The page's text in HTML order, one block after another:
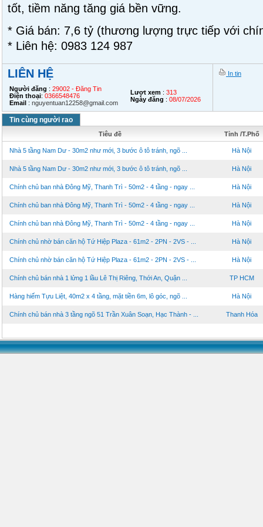
tốt, tiềm năng tăng giá bền vững.
* Giá bán: 7,6 tỷ (thương lượng trực tiếp với
* Liên hệ: 0983 124 987
LIÊN HỆ
Người đăng : 29002 - Đăng Tin
Điện thoại: 0366548476
Email : nguyentuan12258@gmail.com
Lượt xem : 313
Ngày đăng : 08/07/2026
In tin
Tin cùng người rao
Tiêu đề Tỉnh /T.Phố
Nhà 5 tầng Nam Dư - 30m2 như mới, 3 bước ô tô tránh, ngõ ... Hà Nội
Nhà 5 tầng Nam Dư - 30m2 như mới, 3 bước ô tô tránh, ngõ ... Hà Nội
Chính chủ ban nhà Đông Mỹ, Thanh Trì - 50m2 - 4 tầng - ngay ... Hà Nội
Chính chủ ban nhà Đông Mỹ, Thanh Trì - 50m2 - 4 tầng - ngay ... Hà Nội
Chính chủ ban nhà Đông Mỹ, Thanh Trì - 50m2 - 4 tầng - ngay ... Hà Nội
Chính chủ nhờ bán căn hộ Tứ Hiệp Plaza - 61m2 - 2PN - 2VS - ... Hà Nội
Chính chủ nhờ bán căn hộ Tứ Hiệp Plaza - 61m2 - 2PN - 2VS - ... Hà Nội
Chính chủ bán nhà 1 lửng 1 lầu Lê Thị Riêng, Thới An, Quận ... TP HCM
Hàng hiếm Tựu Liệt, 40m2 x 4 tầng, mặt tiền 6m, lô góc, ngõ ... Hà Nội
Chính chủ bán nhà 3 tầng ngõ 51 Trần Xuân Soạn, Hạc Thành - ... Thanh Hóa